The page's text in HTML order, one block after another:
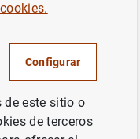
Configurar
de este sitio o
de terceros